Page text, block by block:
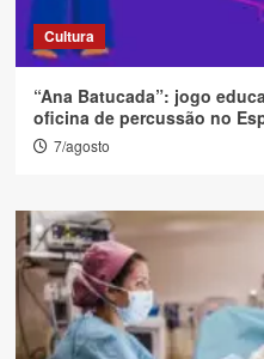
Cultura
“Ana Batucada”: jogo
oficina de percussão no
7/agosto